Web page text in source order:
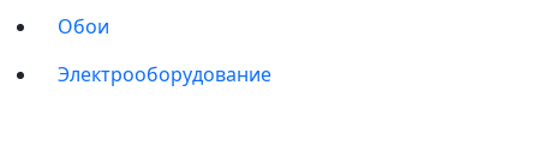
Обои
Электрооборудование